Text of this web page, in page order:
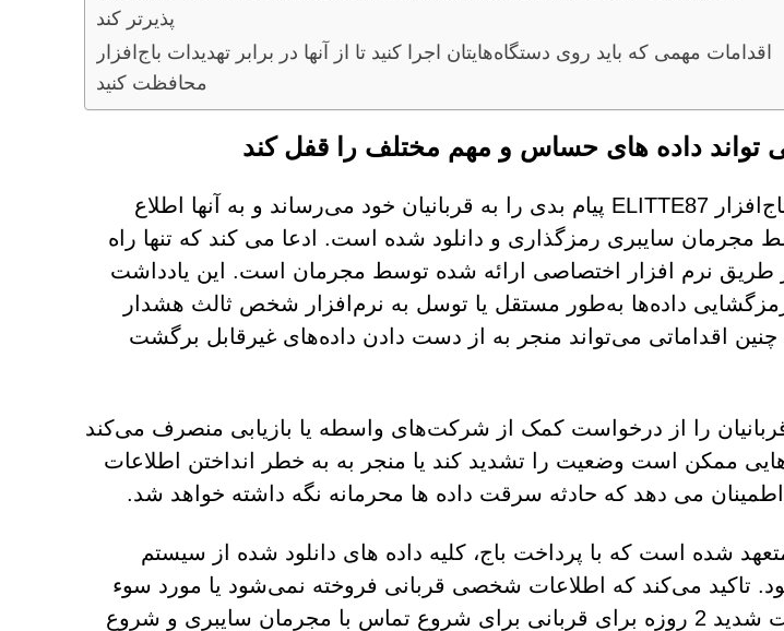
پذیرتر کند
اقدامات مهمی که باید روی دستگاه‌هایتان اجرا کنید تا از آنها در برابر تهدیدات باج‌افزار
محافظت کنید
باج‌افزار صادر شده توسط باج‌افزار ELITTE87 پیام بدی را به قربانیان خود می‌رساند و به آنها اطلاع
مجرمان سایبری رمزگذاری و دانلود شده است. ادعا می کند که تنها راه
طریق نرم افزار اختصاصی ارائه شده توسط مجرمان است. این یادداشت
داده‌ها به‌طور مستقل یا توسل به نرم‌افزار شخص ثالث هشدار
اقداماتی می‌تواند منجر به از دست دادن داده‌های غیرقابل برگشت
قربانیان را از درخواست کمک از شرکت‌های واسطه یا بازیابی منصرف می‌کند
ممکن است وضعیت را تشدید کند یا منجر به به خطر انداختن اطلاعات
اطمینان می دهد که حادثه سرقت داده ها محرمانه نگه داشته خواهد شد.
شده است که با پرداخت باج، کلیه داده های دانلود شده از سیستم
تاکید می‌کند که اطلاعات شخصی قربانی فروخته نمی‌شود یا مورد سوء
استفاده قرار نمی‌گیرد. مهلت شدید 2 روزه برای قربانی برای شروع تماس با مجرمان سایبری و شروع